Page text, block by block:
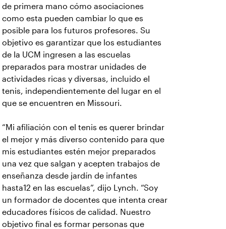
de primera mano cómo asociaciones
como esta pueden cambiar lo que es
posible para los futuros profesores. Su
objetivo es garantizar que los estudiantes
de la UCM ingresen a las escuelas
preparados para mostrar unidades de
actividades ricas y diversas, incluido el
tenis, independientemente del lugar en el
que se encuentren en Missouri.
“Mi afiliación con el tenis es querer brindar
el mejor y más diverso contenido para que
mis estudiantes estén mejor preparados
una vez que salgan y acepten trabajos de
enseñanza desde jardín de infantes
hasta12 en las escuelas”, dijo Lynch. “Soy
un formador de docentes que intenta crear
educadores físicos de calidad. Nuestro
objetivo final es formar personas que